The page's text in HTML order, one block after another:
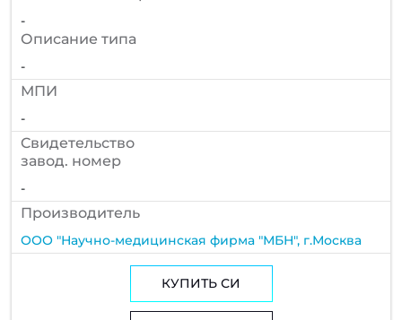
-
Описание типа
-
МПИ
-
Cвидетельство
завод. номер
-
Производитель
ООО "Научно-медицинская фирма "МБН", г.Москва
КУПИТЬ СИ